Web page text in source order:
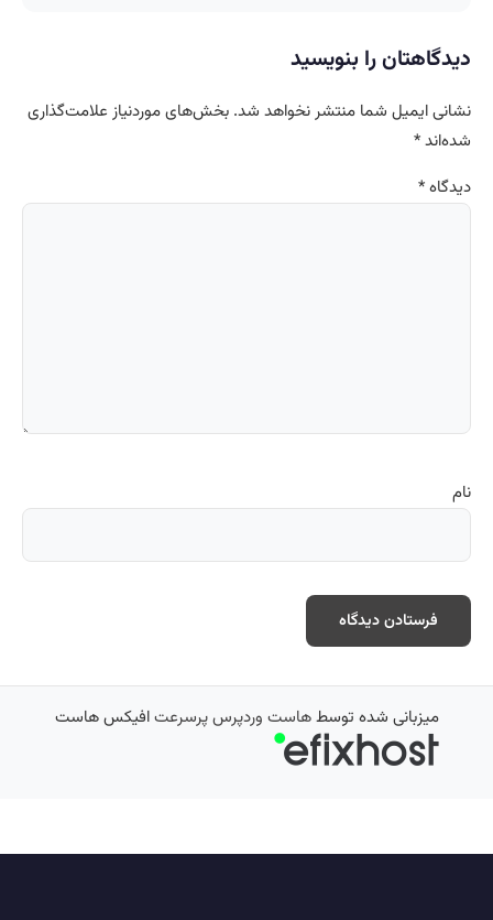
دیدگاهتان را بنویسید
نشانی ایمیل شما منتشر نخواهد شد. بخش‌های موردنیاز علامت‌گذاری
شده‌اند*
دیدگاه*
نام
میزبانی شده توسطهاست وردپرس پرسرعتافیکس هاست